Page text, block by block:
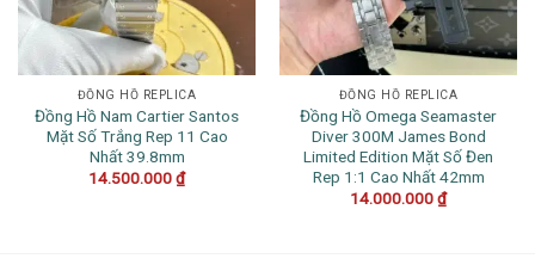
ĐỒNG HỒ REPLICA
Đồng Hồ Nam Cartier Santos
Mặt Số Trắng Rep 11 Cao
Nhất 39.8mm
14.500.000₫
ĐỒNG HỒ REPLICA
Đồng Hồ Omega Seamaster
Diver 300M James Bond
Limited Edition Mặt Số Đen
Rep 1:1 Cao Nhất 42mm
14.000.000₫